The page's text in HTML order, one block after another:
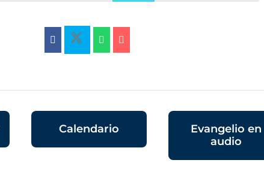
Calendario
Evangelio en
audio